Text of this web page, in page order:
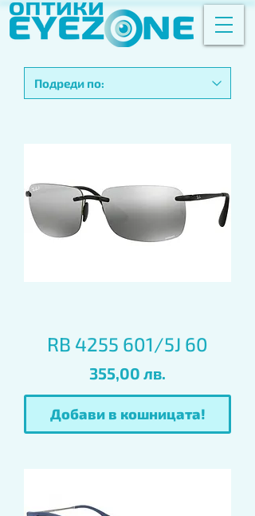
RB 4255 601/5J 60
Цена
355,00 лв.
Добави в кошницата!